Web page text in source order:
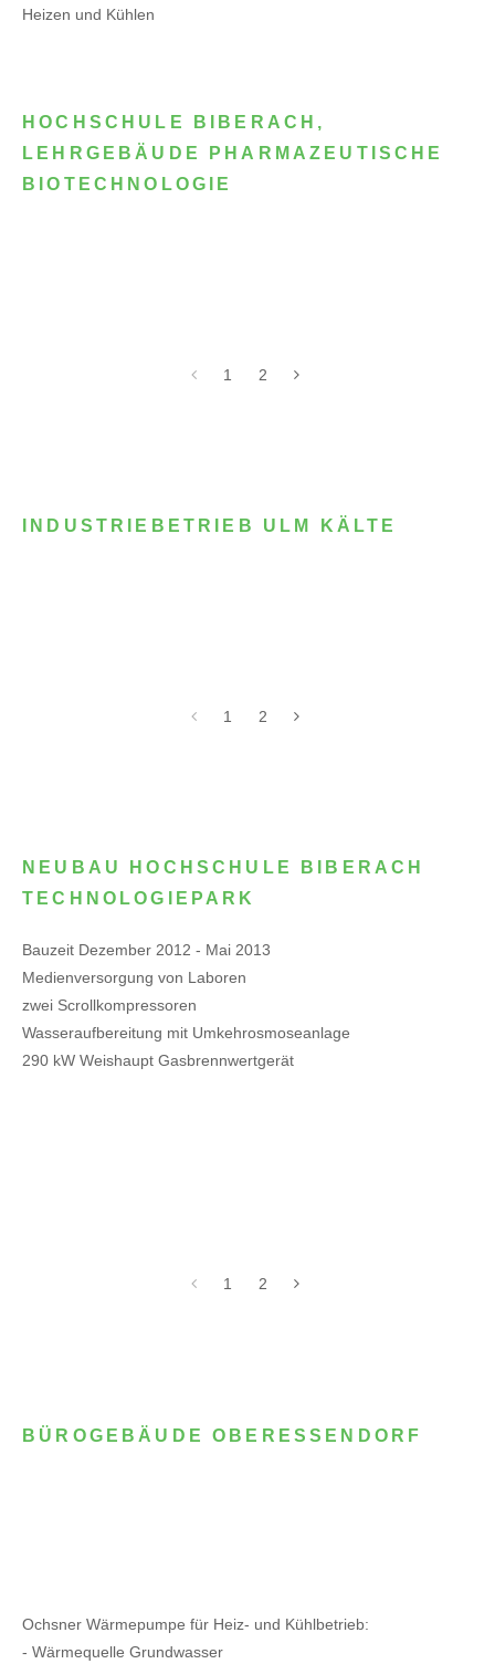
Heizen und Kühlen
HOCHSCHULE BIBERACH,
LEHRGEBÄUDE PHARMAZEUTISCHE
BIOTECHNOLOGIE
1 2
INDUSTRIEBETRIEB ULM KÄLTE
1 2
NEUBAU HOCHSCHULE BIBERACH
TECHNOLOGIEPARK
Bauzeit Dezember 2012 - Mai 2013
Medienversorgung von Laboren
zwei Scrollkompressoren
Wasseraufbereitung mit Umkehrosmoseanlage
290 kW Weishaupt Gasbrennwertgerät
1 2
BÜROGEBÄUDE OBERESSENDORF
Ochsner Wärmepumpe für Heiz- und Kühlbetrieb:
- Wärmequelle Grundwasser